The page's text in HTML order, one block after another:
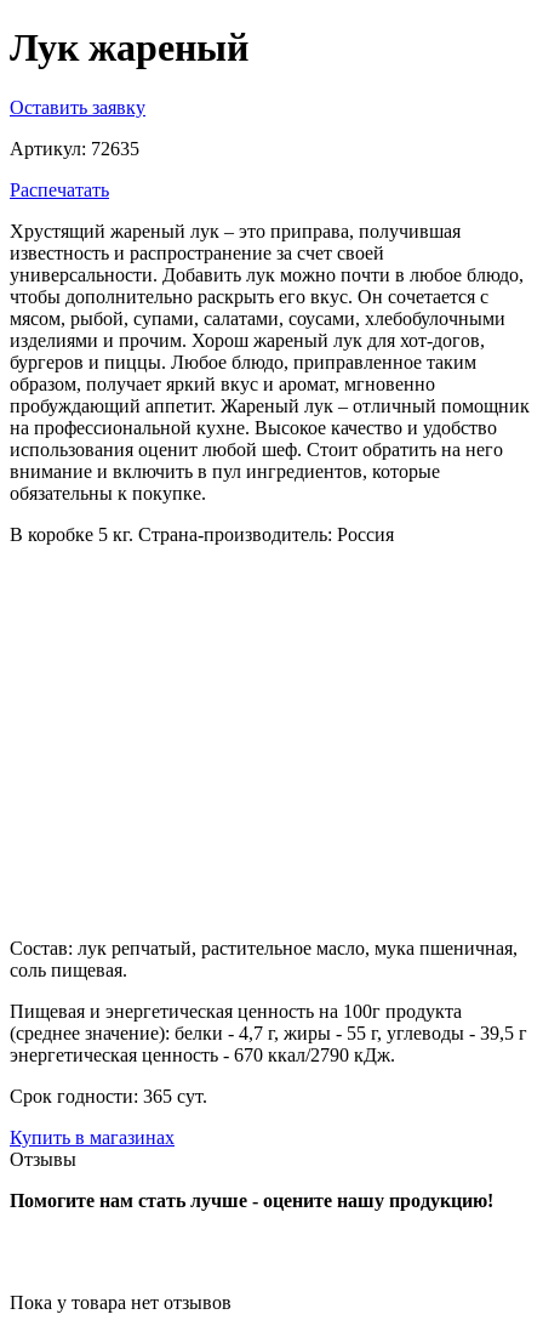
Лук жареный
Оставить заявку
Артикул: 72635
Распечатать
Хрустящий жареный лук – это приправа, получившая
известность и распространение за счет своей
универсальности. Добавить лук можно почти в любое блюдо,
чтобы дополнительно раскрыть его вкус. Он сочетается с
мясом, рыбой, супами, салатами, соусами, хлебобулочными
изделиями и прочим. Хорош жареный лук для хот-догов,
бургеров и пиццы. Любое блюдо, приправленное таким
образом, получает яркий вкус и аромат, мгновенно
пробуждающий аппетит. Жареный лук – отличный помощник
на профессиональной кухне. Высокое качество и удобство
использования оценит любой шеф. Стоит обратить на него
внимание и включить в пул ингредиентов, которые
обязательны к покупке.
В коробке 5 кг. Страна-производитель: Россия
Состав: лук репчатый, растительное масло, мука пшеничная,
соль пищевая.
Пищевая и энергетическая ценность на 100г продукта
(среднее значение): белки - 4,7 г, жиры - 55 г, углеводы - 39,5 г
энергетическая ценность - 670 ккал/2790 кДж.
Срок годности: 365 сут.
Купить в магазинах
Отзывы
Помогите нам стать лучше - оцените нашу продукцию!
Пока у товара нет отзывов